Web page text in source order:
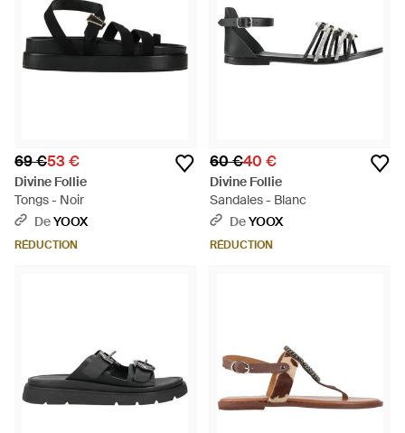
69 €53 €
Divine Follie
Tongs - Noir
DeYOOX
RÉDUCTION
60 €40 €
Divine Follie
Sandales - Blanc
DeYOOX
RÉDUCTION